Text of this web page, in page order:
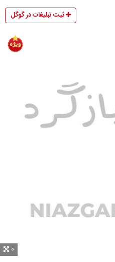
ثبت تبلیغات در گوگل
0